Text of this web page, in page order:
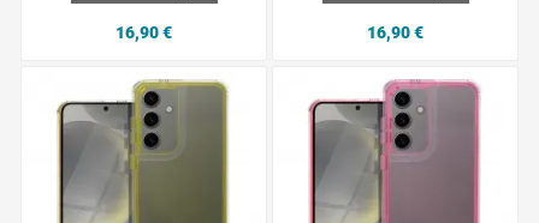
16,90 € 16,90 €